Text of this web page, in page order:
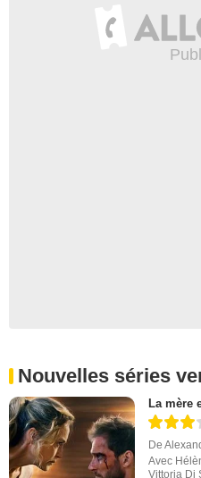
Nouvelles séries
La mère
De
Avec
Vittoria Di